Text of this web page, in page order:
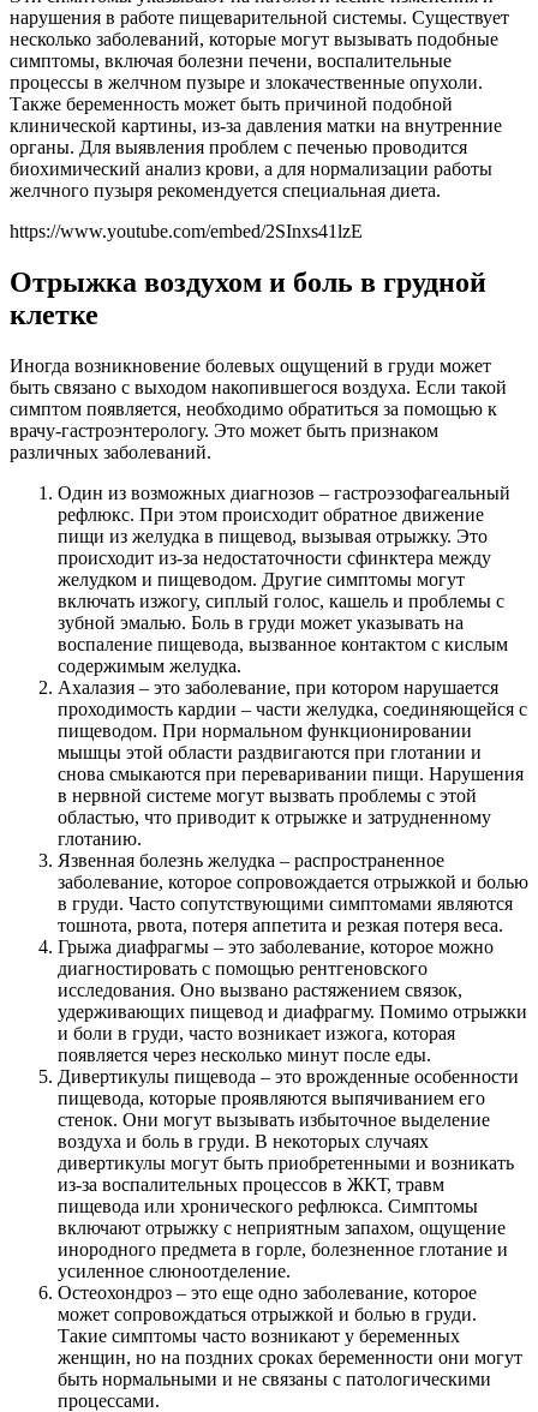
нарушения в работе пищеварительной системы. Существует
несколько заболеваний, которые могут вызывать подобные
симптомы, включая болезни печени, воспалительные
процессы в желчном пузыре и злокачественные опухоли.
Также беременность может быть причиной подобной
клинической картины, из-за давления матки на внутренние
органы. Для выявления проблем с печенью проводится
биохимический анализ крови, а для нормализации работы
желчного пузыря рекомендуется специальная диета.
https://www.youtube.com/embed/2SInxs41lzE
Отрыжка воздухом и боль в грудной
клетке
Иногда возникновение болевых ощущений в груди может
быть связано с выходом накопившегося воздуха. Если такой
симптом появляется, необходимо обратиться за помощью к
врачу-гастроэнтерологу. Это может быть признаком
различных заболеваний.
Один из возможных диагнозов – гастроэзофагеальный
рефлюкс. При этом происходит обратное движение
пищи из желудка в пищевод, вызывая отрыжку. Это
происходит из-за недостаточности сфинктера между
желудком и пищеводом. Другие симптомы могут
включать изжогу, сиплый голос, кашель и проблемы с
зубной эмалью. Боль в груди может указывать на
воспаление пищевода, вызванное контактом с кислым
содержимым желудка.
Ахалазия – это заболевание, при котором нарушается
проходимость кардии – части желудка, соединяющейся с
пищеводом. При нормальном функционировании
мышцы этой области раздвигаются при глотании и
снова смыкаются при переваривании пищи. Нарушения
в нервной системе могут вызвать проблемы с этой
областью, что приводит к отрыжке и затрудненному
глотанию.
Язвенная болезнь желудка – распространенное
заболевание, которое сопровождается отрыжкой и болью
в груди. Часто сопутствующими симптомами являются
тошнота, рвота, потеря аппетита и резкая потеря веса.
Грыжа диафрагмы – это заболевание, которое можно
диагностировать с помощью рентгеновского
исследования. Оно вызвано растяжением связок,
удерживающих пищевод и диафрагму. Помимо отрыжки
и боли в груди, часто возникает изжога, которая
появляется через несколько минут после еды.
Дивертикулы пищевода – это врожденные особенности
пищевода, которые проявляются выпячиванием его
стенок. Они могут вызывать избыточное выделение
воздуха и боль в груди. В некоторых случаях
дивертикулы могут быть приобретенными и возникать
из-за воспалительных процессов в ЖКТ, травм
пищевода или хронического рефлюкса. Симптомы
включают отрыжку с неприятным запахом, ощущение
инородного предмета в горле, болезненное глотание и
усиленное слюноотделение.
Остеохондроз – это еще одно заболевание, которое
может сопровождаться отрыжкой и болью в груди.
Такие симптомы часто возникают у беременных
женщин, но на поздних сроках беременности они могут
быть нормальными и не связаны с патологическими
процессами.